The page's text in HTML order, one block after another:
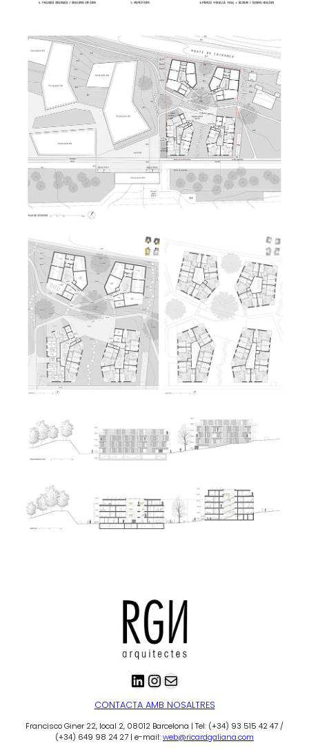
LinkedIn
Instagram
Correu electrònic
CONTACTA AMB NOSALTRES
Francisco Giner 22, local 2, 08012 Barcelona | Tel: (+34) 93 515 42 47 /
(+34) 649 98 24 27 | e-mail:web@ricardgaliana.com